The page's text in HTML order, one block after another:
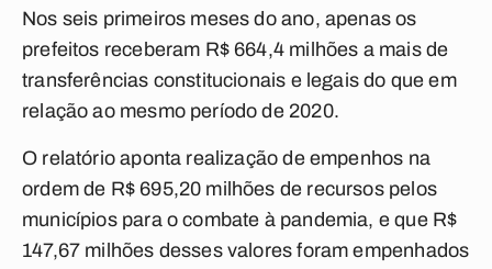
Nos seis primeiros meses do ano, apenas os
prefeitos receberam R$ 664,4 milhões a mais de
transferências constitucionais e legais do que em
relação ao mesmo período de 2020.
O relatório aponta realização de empenhos na
ordem de R$ 695,20 milhões de recursos pelos
municípios para o combate à pandemia, e que R$
147,67 milhões desses valores foram empenhados